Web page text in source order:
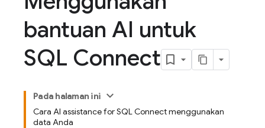
bantuan AI untuk
SQL Connect
Pada halaman ini
Cara AI assistance for SQL Connect menggunakan
data Anda